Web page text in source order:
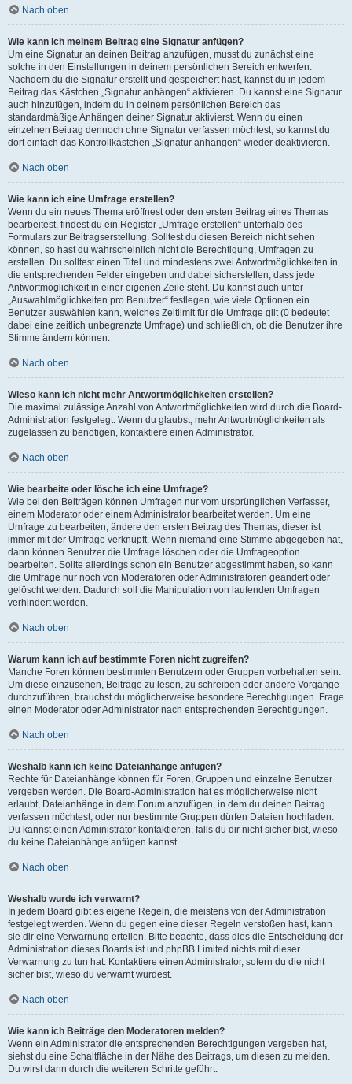
Nach oben
Wie kann ich meinem Beitrag eine Signatur anfügen?
Um eine Signatur an deinen Beitrag anzufügen, musst du zunächst eine
solche in den Einstellungen in deinem persönlichen Bereich entwerfen.
Nachdem du die Signatur erstellt und gespeichert hast, kannst du in jedem
Beitrag das Kästchen „Signatur anhängen“ aktivieren. Du kannst eine Signatur
auch hinzufügen, indem du in deinem persönlichen Bereich das
standardmäßige Anhängen deiner Signatur aktivierst. Wenn du einen
einzelnen Beitrag dennoch ohne Signatur verfassen möchtest, so kannst du
dort einfach das Kontrollkästchen „Signatur anhängen“ wieder deaktivieren.
Nach oben
Wie kann ich eine Umfrage erstellen?
Wenn du ein neues Thema eröffnest oder den ersten Beitrag eines Themas
bearbeitest, findest du ein Register „Umfrage erstellen“ unterhalb des
Formulars zur Beitragserstellung. Solltest du diesen Bereich nicht sehen
können, so hast du wahrscheinlich nicht die Berechtigung, Umfragen zu
erstellen. Du solltest einen Titel und mindestens zwei Antwortmöglichkeiten in
die entsprechenden Felder eingeben und dabei sicherstellen, dass jede
Antwortmöglichkeit in einer eigenen Zeile steht. Du kannst auch unter
„Auswahlmöglichkeiten pro Benutzer“ festlegen, wie viele Optionen ein
Benutzer auswählen kann, welches Zeitlimit für die Umfrage gilt (0 bedeutet
dabei eine zeitlich unbegrenzte Umfrage) und schließlich, ob die Benutzer ihre
Stimme ändern können.
Nach oben
Wieso kann ich nicht mehr Antwortmöglichkeiten erstellen?
Die maximal zulässige Anzahl von Antwortmöglichkeiten wird durch die Board-
Administration festgelegt. Wenn du glaubst, mehr Antwortmöglichkeiten als
zugelassen zu benötigen, kontaktiere einen Administrator.
Nach oben
Wie bearbeite oder lösche ich eine Umfrage?
Wie bei den Beiträgen können Umfragen nur vom ursprünglichen Verfasser,
einem Moderator oder einem Administrator bearbeitet werden. Um eine
Umfrage zu bearbeiten, ändere den ersten Beitrag des Themas; dieser ist
immer mit der Umfrage verknüpft. Wenn niemand eine Stimme abgegeben hat,
dann können Benutzer die Umfrage löschen oder die Umfrageoption
bearbeiten. Sollte allerdings schon ein Benutzer abgestimmt haben, so kann
die Umfrage nur noch von Moderatoren oder Administratoren geändert oder
gelöscht werden. Dadurch soll die Manipulation von laufenden Umfragen
verhindert werden.
Nach oben
Warum kann ich auf bestimmte Foren nicht zugreifen?
Manche Foren können bestimmten Benutzern oder Gruppen vorbehalten sein.
Um diese einzusehen, Beiträge zu lesen, zu schreiben oder andere Vorgänge
durchzuführen, brauchst du möglicherweise besondere Berechtigungen. Frage
einen Moderator oder Administrator nach entsprechenden Berechtigungen.
Nach oben
Weshalb kann ich keine Dateianhänge anfügen?
Rechte für Dateianhänge können für Foren, Gruppen und einzelne Benutzer
vergeben werden. Die Board-Administration hat es möglicherweise nicht
erlaubt, Dateianhänge in dem Forum anzufügen, in dem du deinen Beitrag
verfassen möchtest, oder nur bestimmte Gruppen dürfen Dateien hochladen.
Du kannst einen Administrator kontaktieren, falls du dir nicht sicher bist, wieso
du keine Dateianhänge anfügen kannst.
Nach oben
Weshalb wurde ich verwarnt?
In jedem Board gibt es eigene Regeln, die meistens von der Administration
festgelegt werden. Wenn du gegen eine dieser Regeln verstoßen hast, kann
sie dir eine Verwarnung erteilen. Bitte beachte, dass dies die Entscheidung der
Administration dieses Boards ist und phpBB Limited nichts mit dieser
Verwarnung zu tun hat. Kontaktiere einen Administrator, sofern du die nicht
sicher bist, wieso du verwarnt wurdest.
Nach oben
Wie kann ich Beiträge den Moderatoren melden?
Wenn ein Administrator die entsprechenden Berechtigungen vergeben hat,
siehst du eine Schaltfläche in der Nähe des Beitrags, um diesen zu melden.
Du wirst dann durch die weiteren Schritte geführt.